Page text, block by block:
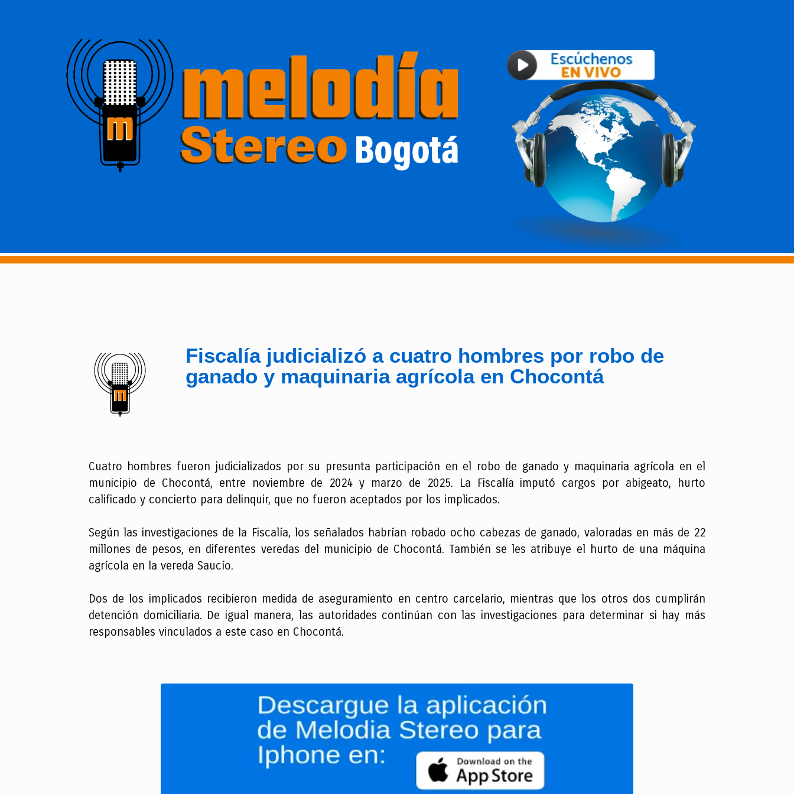
Fiscalía judicializó a cuatro hombres por robo de
ganado y maquinaria agrícola en Chocontá
Cuatro hombres fueron judicializados por su presunta participación en el robo de ganado y maquinaria agrícola en el
municipio de Chocontá, entre noviembre de 2024 y marzo de 2025. La Fiscalía imputó cargos por abigeato, hurto
calificado y concierto para delinquir, que no fueron aceptados por los implicados.
Según las investigaciones de la Fiscalía, los señalados habrían robado ocho cabezas de ganado, valoradas en más de 22
millones de pesos, en diferentes veredas del municipio de Chocontá. También se les atribuye el hurto de una máquina
agrícola en la vereda Saucío.
Dos de los implicados recibieron medida de aseguramiento en centro carcelario, mientras que los otros dos cumplirán
detención domiciliaria. De igual manera, las autoridades continúan con las investigaciones para determinar si hay más
responsables vinculados a este caso en Chocontá.